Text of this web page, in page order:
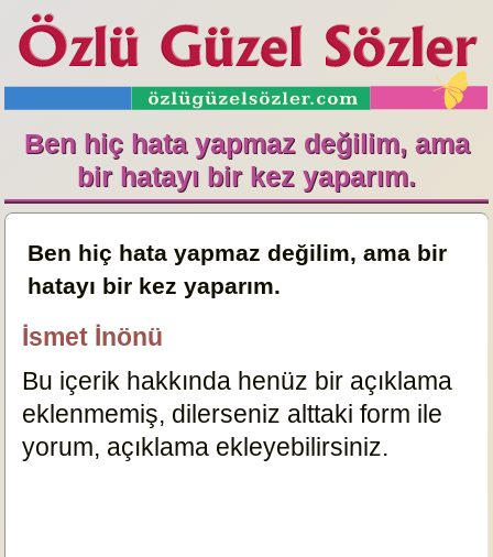
Ben hiç hata yapmaz değilim, ama
bir hatayı bir kez yaparım.
Ben hiç hata yapmaz değilim, ama bir
hatayı bir kez yaparım.
İsmet İnönü
Bu içerik hakkında henüz bir açıklama
eklenmemiş, dilerseniz alttaki form ile
yorum, açıklama ekleyebilirsiniz.